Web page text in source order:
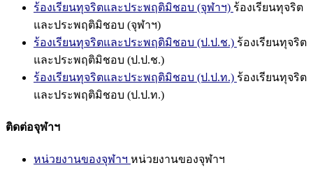
ร้องเรียนทุจริตและประพฤติมิชอบ (จุฬาฯ) ร้องเรียนทุจริต
และประพฤติมิชอบ (จุฬาฯ)
ร้องเรียนทุจริตและประพฤติมิชอบ (ป.ป.ช.) ร้องเรียนทุจริต
และประพฤติมิชอบ (ป.ป.ช.)
ร้องเรียนทุจริตและประพฤติมิชอบ (ป.ป.ท.) ร้องเรียนทุจริต
และประพฤติมิชอบ (ป.ป.ท.)
ติดต่อจุฬาฯ
หน่วยงานของจุฬาฯ หน่วยงานของจุฬาฯ